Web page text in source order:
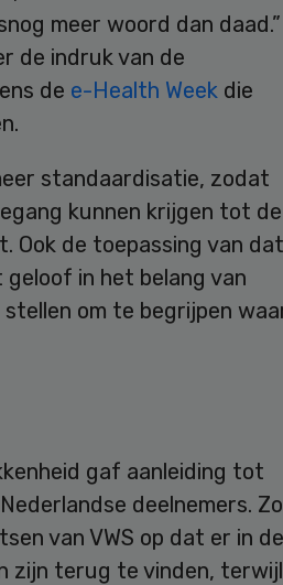
meer woord dan daad.”
de indruk van de
de e-Health Week die
standaardisatie, zodat
kunnen krijgen tot de
Ook de toepassing van
in het belang van
om te begrijpen
gaf aanleiding tot
deelnemers. Zo
van VWS op dat er in de
zijn terug te vinden, terwijl